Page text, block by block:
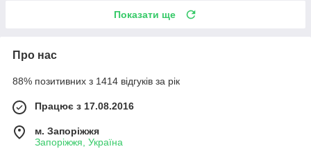
Показати ще
Про нас
88% позитивних з 1414 відгуків за рік
Працює з 17.08.2016
м. Запоріжжя
Запоріжжя, Україна